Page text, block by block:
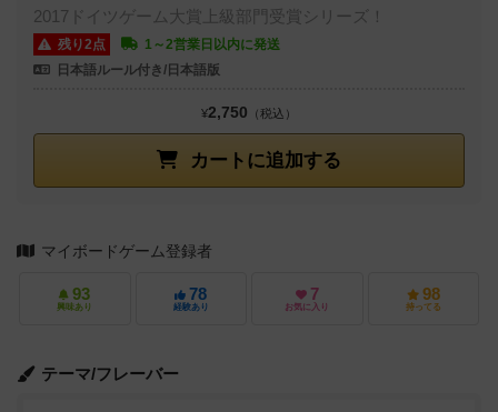
2017ドイツゲーム大賞上級部門受賞シリーズ！
残り2点
1～2営業日以内に発送
日本語ルール付き/日本語版
カートに追加する
¥2,750 （税込）
マイボードゲーム登録者
93
興味あり
78
経験あり
7
お気に入り
98
持ってる
テーマ/フレーバー